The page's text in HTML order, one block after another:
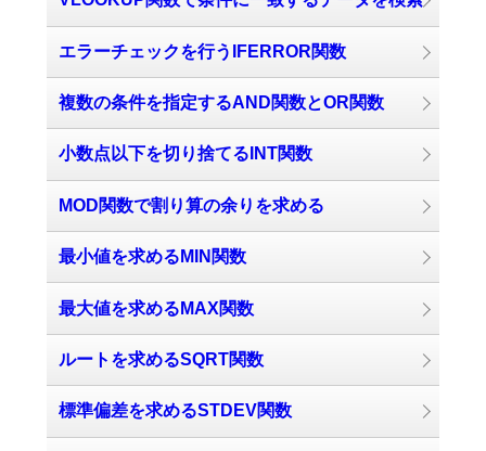
エラーチェックを行うIFERROR関数
複数の条件を指定するAND関数とOR関数
小数点以下を切り捨てるINT関数
MOD関数で割り算の余りを求める
最小値を求めるMIN関数
最大値を求めるMAX関数
ルートを求めるSQRT関数
標準偏差を求めるSTDEV関数